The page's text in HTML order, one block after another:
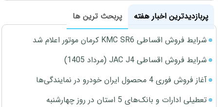
پربازدیدترین اخبار هفته
پربحث ترین ها
شرایط فروش اقساطی KMC SR6 کرمان موتور اعلام شد
شرایط فروش اقساطی JAC J4 (مرداد 1405)
آغاز فروش فوری 4 محصول ایران خودرو در نمایندگی‌ها
تعطیلی ادارات و بانک‌های 5 استان در روز چهارشنبه